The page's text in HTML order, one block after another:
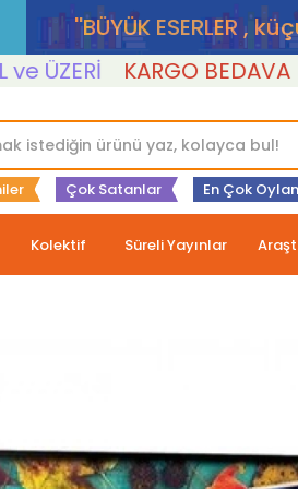
''BÜYÜK ESERLER ,
KARGO BEDAVA
Çok Satanlar En Çok
Kolektif Süreli Yayınlar